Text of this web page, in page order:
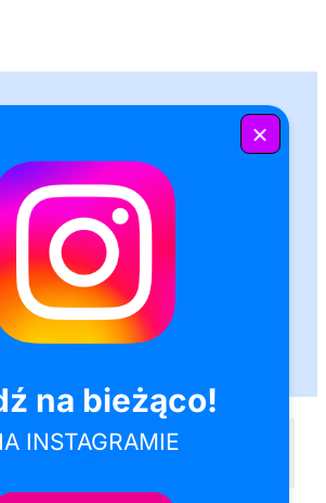
SCENA